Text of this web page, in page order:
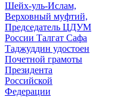
Шейх-уль-Ислам,
Верховный муфтий,
Председатель ЦДУМ
России Талгат Сафа
Таджуддин удостоен
Почетной грамоты
Президента
Российской
Федерации